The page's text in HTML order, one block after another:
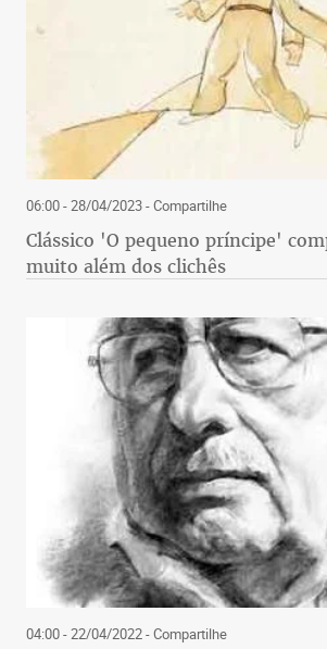
06:00 - 28/04/2023- Compartilhe
Clássico 'O pequeno príncipe'
muito além dos clichês
04:00 - 22/04/2022- Compartilhe